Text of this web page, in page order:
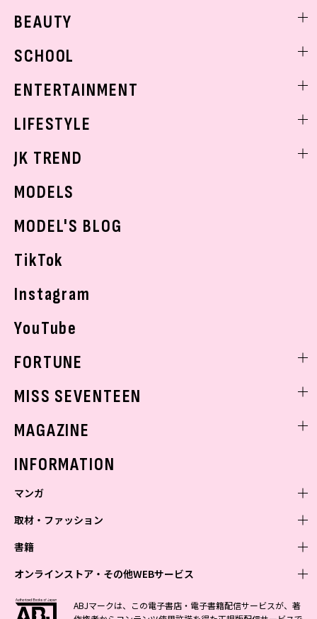
着回し
BEAUTY
ベストコスメ
ボディケア
SCHOOL
学校ヘアメイク
ENTERTAINMENT
K-POP
LIFESTYLE
モデルの購入品
JK TREND
MODELS
MODEL'S BLOG
TikTok
Instagram
YouTube
FORTUNE
MISS SEVENTEEN
MAGAZINE
INFORMATION
マンガ
少年マンガ
Vジャンプ
最強ジャンプ
青年マンガ
ZEBRACK
少女マンガ
ZEBRACK
女性マンガ
取材・ファッション
ファッション・美容
BAILA
芸能・情報・スポーツ
週プレNEWS
書籍
文芸・文庫・総合
小説すばる
学芸・ノンフィクション・新書
オンラインストア・その他WEBサービス
オンラインストアABJマークは、この電子書店・電子書籍配信サービスが、著